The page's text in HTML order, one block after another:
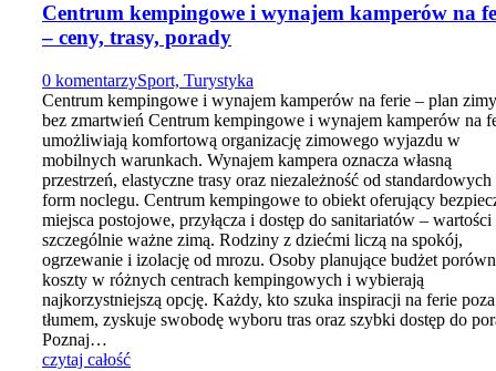
Centrum kempingowe i wynajem kamperów na
– ceny, trasy, porady
0 komentarzySport, Turystyka
Centrum kempingowe i wynajem kamperów na ferie – plan zimy
bez zmartwień Centrum kempingowe i wynajem kamperów na
umożliwiają komfortową organizację zimowego wyjazdu w
mobilnych warunkach. Wynajem kampera oznacza własną
przestrzeń, elastyczne trasy oraz niezależność od standardowych
form noclegu. Centrum kempingowe to obiekt oferujący
miejsca postojowe, przyłącza i dostęp do sanitariatów – wartości
szczególnie ważne zimą. Rodziny z dziećmi liczą na spokój,
ogrzewanie i izolację od mrozu. Osoby planujące budżet
koszty w różnych centrach kempingowych i wybierają
najkorzystniejszą opcję. Każdy, kto szuka inspiracji na ferie poza
tłumem, zyskuje swobodę wyboru tras oraz szybki dostęp do
Poznaj…
czytaj całość